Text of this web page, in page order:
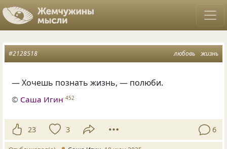
любовь жизнь
#2128518
— Хочешь познать жизнь, — полюби.
© Саша Игин 452
23 3 6